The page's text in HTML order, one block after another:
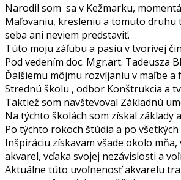
Narodil som sa v Kežmarku,
Maľovaniu, kresleniu a tomuto druhu
seba ani neviem predstaviť.
Túto moju záľubu a pasiu v tvorivej
Pod vedením doc. Mgr.art. Tadeusza
Ďalšiemu môjmu rozvíjaniu v maľbe
Strednú školu , odbor Konštrukcia a
Taktiež som navštevoval Základnú
Na týchto školách som získal
Po týchto rokoch štúdia a po
Inšpiráciu získavam všade okolo
akvarel, vďaka svojej nezávislosti a
Aktuálne túto uvoľnenosť akvarelu